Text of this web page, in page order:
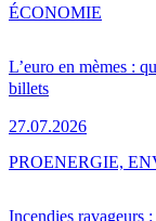
L’euro en mèmes :
billets
27.07.2026
ÉCONOMIE
Incendies ravageurs
PROENERGIE,